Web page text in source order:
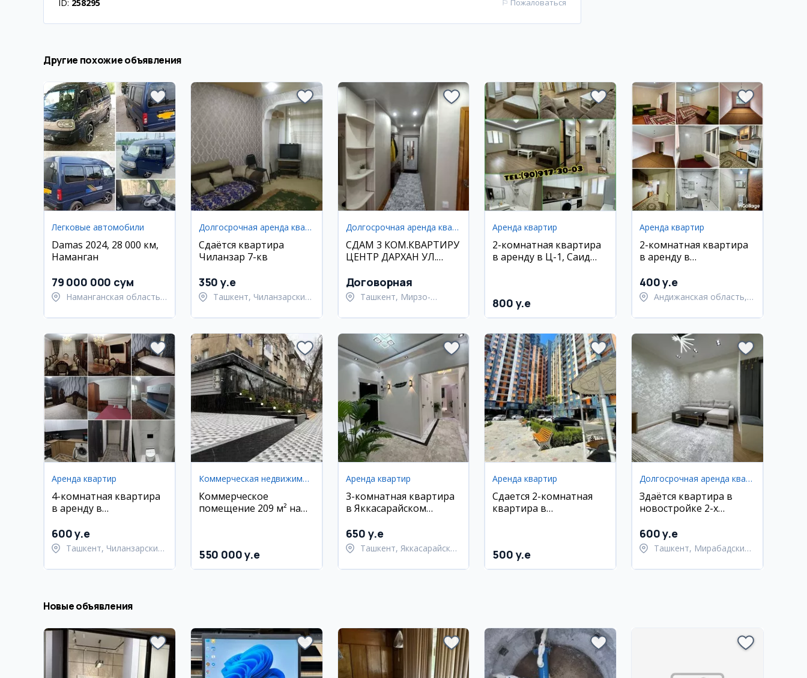
ID: 258295 ⚐ Пожаловаться
Другие похожие объявления
Легковые автомобили
Damas 2024, 28 000 км,
Наманган
79 000 000 сум
Наманганская область,
Долгосрочная аренда квартир
Сдаётся квартира
Чиланзар 7-кв
350 y.e
Ташкент, Чиланзарский
Долгосрочная аренда квартир
СДАМ 3 КОМ.КВАРТИРУ
ЦЕНТР ДАРХАН УЛ.
ДОЛГОСРОЧНО
Договорная
Ташкент, Мирзо-
Аренда квартир
2-комнатная квартира
в аренду в Ц-1, Саид
800 y.e
Аренда квартир
2-комнатная квартира
в аренду в
Медгородок
400 y.e
Андижанская область,
Аренда квартир
4-комнатная квартира
в аренду в
Домбирабад, 97 м²
600 y.e
Ташкент, Чиланзарский
Коммерческая недвижимость
Коммерческое
помещение 209 м² на
550 000 y.e
Аренда квартир
3-комнатная квартира
в Яккасарайском
Кушбеги
650 y.e
Ташкент, Яккасарайский
Аренда квартир
Сдается 2-комнатная
квартира в
500 y.e
Долгосрочная аренда квартир
Здаётся квартира в
новостройке 2-х
600 y.e
Ташкент, Мирабадский
Новые объявления